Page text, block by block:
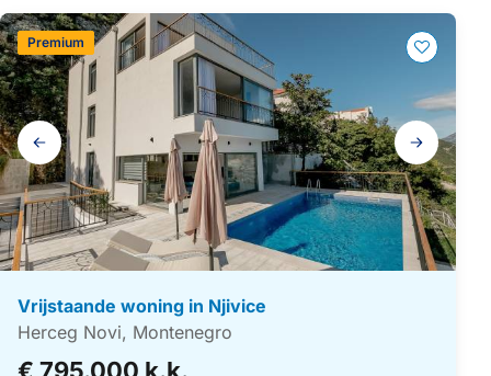
Galerij
navigatie
Vrijstaande woning in Njivice
Herceg Novi, Montenegro
€ 795.000 k.k.
Premium